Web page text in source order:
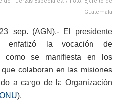
Fuerzas Especiales. / Foto: Ejército de
Guatemala
sep. (AGN).- El presidente
la vocación de
como se manifiesta en los
colaboran en las misiones
a cargo de la Organización
ONU).